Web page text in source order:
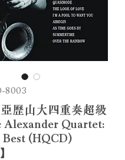
8003
歷山大四重奏超級
Alexander Quartet:
(HQCD)